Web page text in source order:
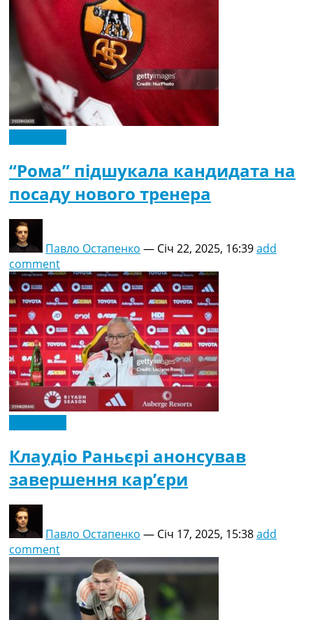
“Рома” підшукала кандидата на
посаду нового тренера
Павло Остапенко — Січ 22, 2025, 16:39add
comment
Клаудіо Раньєрі анонсував
завершення кар’єри
Павло Остапенко — Січ 17, 2025, 15:38add
comment